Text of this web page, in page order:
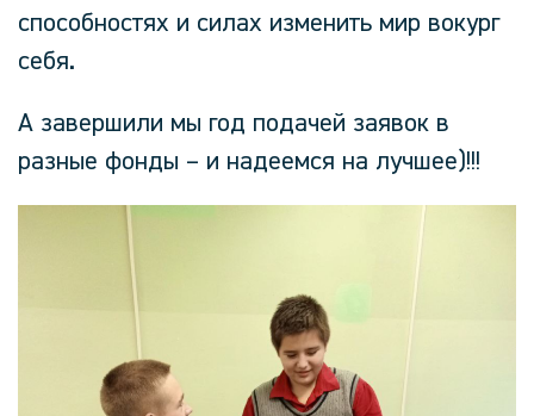
способностях и силах изменить мир вокург
себя.
А завершили мы год подачей заявок в
разные фонды – и надеемся на лучшее)!!!